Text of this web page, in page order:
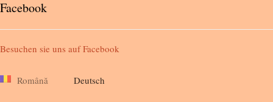
Facebook
Besuchen sie uns aufFacebook
Română Deutsch